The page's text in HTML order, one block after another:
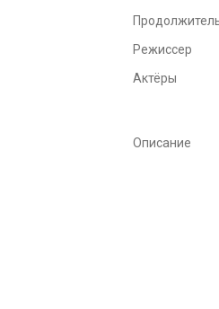
Режиссер
Актёры
Описание